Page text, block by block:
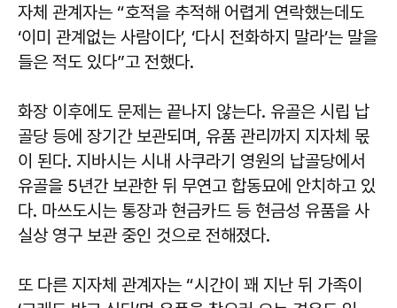
자체 관계자는 “호적을 추적해 어렵게 연락했는데도
‘이미 관계없는 사람이다’, ‘다시 전화하지 말라’는 말을
들은 적도 있다”고 전했다.
화장 이후에도 문제는 끝나지 않는다. 유골은 시립 납
골당 등에 장기간 보관되며, 유품 관리까지 지자체 몫
이 된다. 지바시는 시내 사쿠라기 영원의 납골당에서
유골을 5년간 보관한 뒤 무연고 합동묘에 안치하고 있
다. 마쓰도시는 통장과 현금카드 등 현금성 유품을 사
실상 영구 보관 중인 것으로 전해졌다.
또 다른 지자체 관계자는 “시간이 꽤 지난 뒤 가족이